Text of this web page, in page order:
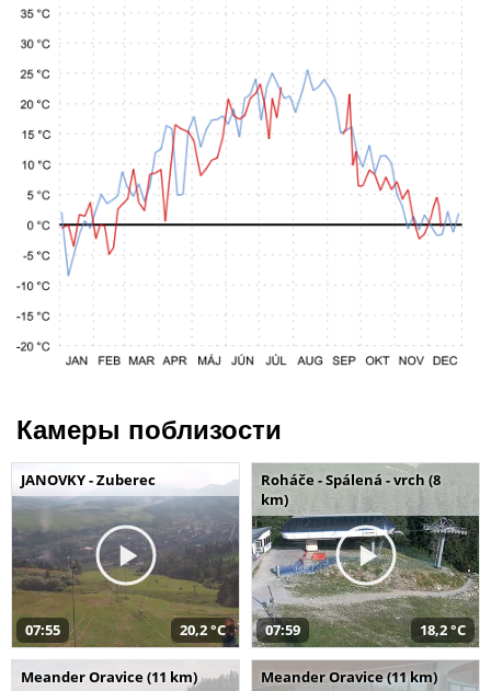
Камеры поблизости
JANOVKY - Zuberec
07:55 20,2 °C
Roháče - Spálená - vrch (8
km)
07:59 18,2 °C
Meander Oravice (11 km) Meander Oravice (11 km)